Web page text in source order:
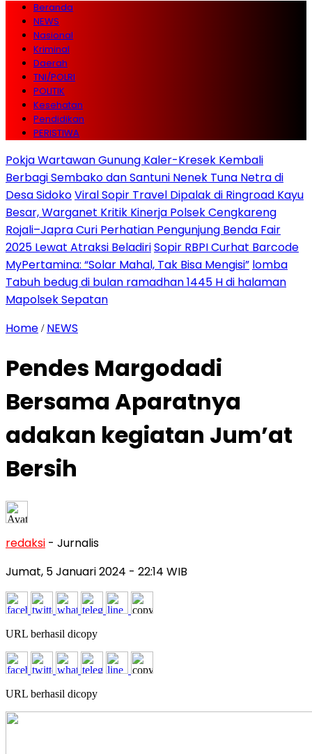
Beranda
NEWS
Nasional
Kriminal
Daerah
TNI/POLRI
POLITIK
Kesehatan
Pendidikan
PERISTIWA
Pokja Wartawan Gunung Kaler-Kresek Kembali
Berbagi Sembako dan Santuni Nenek Tuna Netra di
Desa SidokoViral Sopir Travel Dipalak di Ringroad Kayu
Besar, Warganet Kritik Kinerja Polsek Cengkareng
Rojali–Japra Curi Perhatian Pengunjung Benda Fair
2025 Lewat Atraksi BeladiriSopir RBPI Curhat Barcode
MyPertamina: “Solar Mahal, Tak Bisa Mengisi” lomba
Tabuh bedug di bulan ramadhan 1445 H di halaman
Mapolsek Sepatan
Home / NEWS
Pendes Margodadi
Bersama Aparatnya
adakan kegiatan Jum’at
Bersih
redaksi - Jurnalis
Jumat, 5 Januari 2024 - 22:14 WIB
URL berhasil dicopy
URL berhasil dicopy